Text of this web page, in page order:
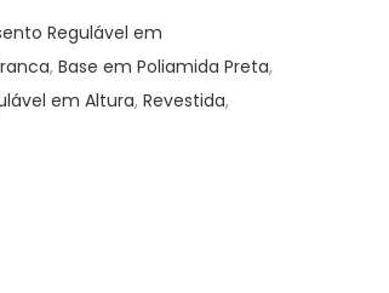
Regulável em
, Base em Poliamida Preta,
em Altura, Revestida,